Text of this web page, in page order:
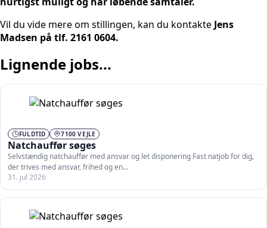
Vil du vide mere om stillingen, kan du kontakte Jens
Madsen på tlf. 2161 0604.
Lignende jobs...
FULDTID 7100 VEJLE
Natchauffør søges
Selvstændig natchauffør med ansvar og let disponering Fast natjob for dig,
der trives med ansvar, frihed og en…
31. jul 2026